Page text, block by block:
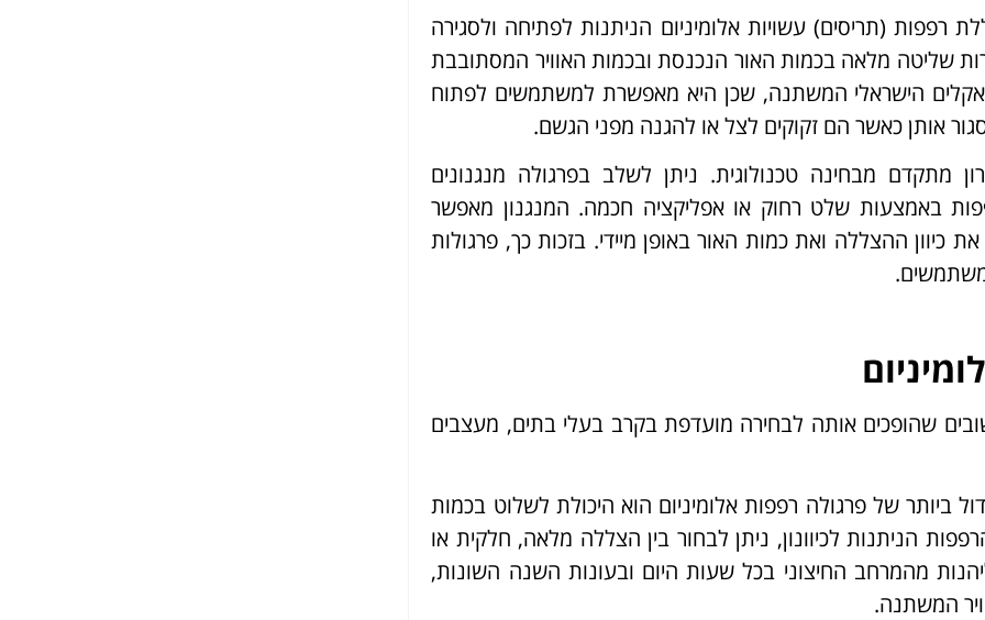
רפפות (תריסים) עשויות אלומיניום הניתנות לפתיחה ולסגירה
שליטה מלאה בכמות האור הנכנסת ובכמות האוויר המסתובבת
הישראלי המשתנה, שכן היא מאפשרת למשתמשים לפתוח
אותן כאשר הם זקוקים לצל או להגנה מפני הגשם.
מתקדם מבחינה טכנולוגית. ניתן לשלב בפרגולה מנגנונים
באמצעות שלט רחוק או אפליקציה חכמה. המנגנון מאפשר
ההצללה ואת כמות האור באופן מיידי. בזכות כך, פרגולות
שהופכים אותה לבחירה מועדפת בקרב בעלי בתים, מעצבים
ביותר של פרגולה רפפות אלומיניום הוא היכולת לשלוט בכמות
הניתנות לכיוונון, ניתן לבחור בין הצללה מלאה, חלקית או
מהמרחב החיצוני בכל שעות היום ובעונות השנה השונות,
המשתנה.